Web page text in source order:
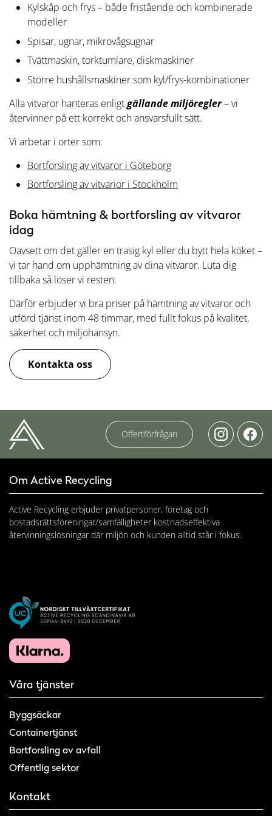
Kylskåp och frys – både fristående och kombinerade
modeller
Spisar, ugnar, mikrovågsugnar
Tvättmaskin, torktumlare, diskmaskiner
Större hushållsmaskiner som kyl/frys-kombinationer
Alla vitvaror hanteras enligtgällande miljöregler– vi
återvinner på ett korrekt och ansvarsfullt sätt.
Vi arbetar i orter som:
Bortforsling av vitvaror i Göteborg
Bortforsling av vitvarior i Stockholm
Boka hämtning & bortforsling av vitvaror
idag
Oavsett om det gäller en trasig kyl eller du bytt hela köket –
vi tar hand om upphämtning av dina vitvaror. Luta dig
tillbaka så löser vi resten.
Därför erbjuder vi bra priser på hämtning av vitvaror och
utförd tjänst inom 48 timmar, med fullt fokus på kvalitet,
säkerhet och miljöhänsyn.
Kontakta oss
Offertförfrågan
Om Active Recycling
Active Recycling erbjuder privatpersoner, företag och
bostadsrättsföreningar/samfälligheter kostnadseffektiva
återvinningslösningar där miljön och kunden alltid står i fokus.
Våra tjänster
Byggsäckar
Containertjänst
Bortforsling av avfall
Offentlig sektor
Kontakt